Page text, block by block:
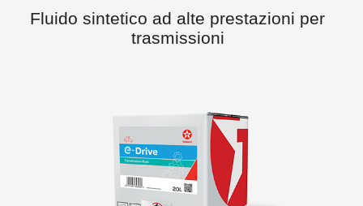
Fluido sintetico ad alte prestazioni per
trasmissioni